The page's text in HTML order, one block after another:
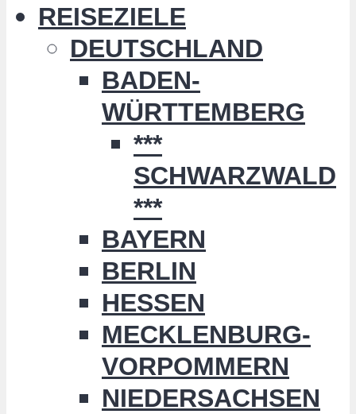
REISEZIELE
DEUTSCHLAND
BADEN-
WÜRTTEMBERG
***
SCHWARZWALD
***
BAYERN
BERLIN
HESSEN
MECKLENBURG-
VORPOMMERN
NIEDERSACHSEN